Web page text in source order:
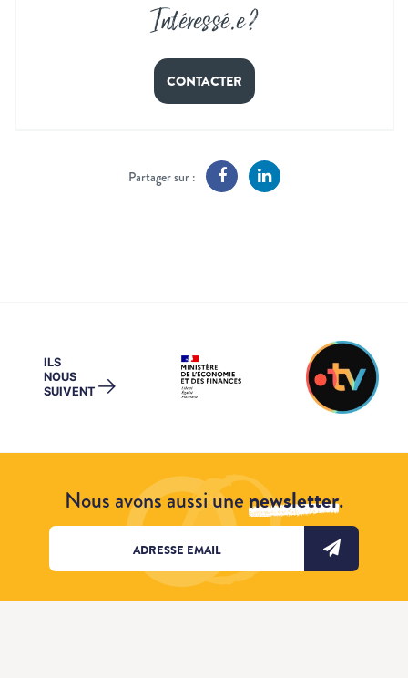
Intéressé.e ?
CONTACTER
Partager sur :
ILS
NOUS
SUIVENT →
Nous avons aussi unenewsletter.